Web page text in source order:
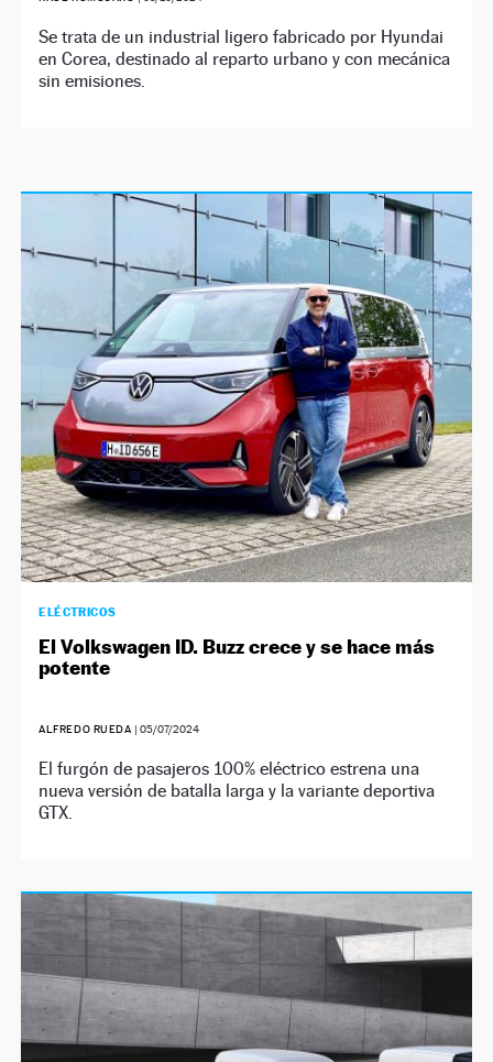
Se trata de un industrial ligero fabricado por Hyundai
en Corea, destinado al reparto urbano y con mecánica
sin emisiones.
ELÉCTRICOS
El Volkswagen ID. Buzz crece y se hace más
potente
ALFREDO RUEDA | 05/07/2024
El furgón de pasajeros 100% eléctrico estrena una
nueva versión de batalla larga y la variante deportiva
GTX.